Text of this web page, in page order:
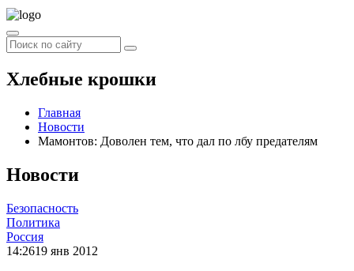
Хлебные крошки
Главная
Новости
Мамонтов: Доволен тем, что дал по лбу предателям
Новости
Безопасность
Политика
Россия
14:2619 янв 2012